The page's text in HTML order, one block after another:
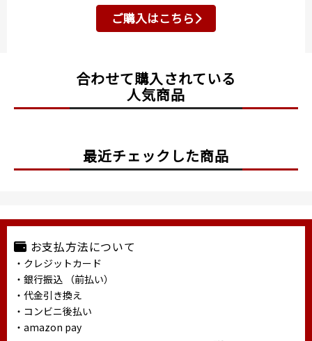
ご購入はこちら
合わせて購入されている
人気商品
最近チェックした商品
お支払方法について
・クレジットカード
・銀行振込 （前払い）
・代金引き換え
・コンビニ後払い
・amazon pay